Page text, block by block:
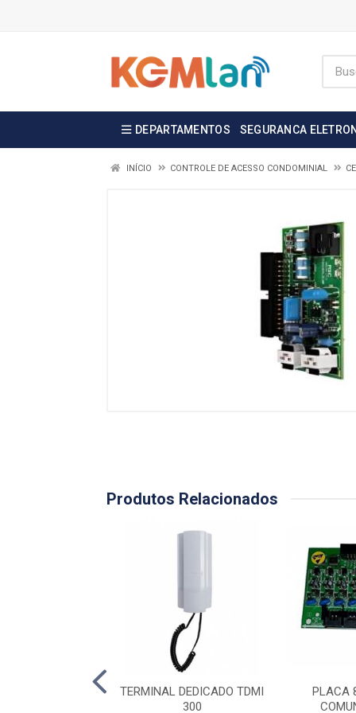
DEPARTAMENTOS SEGURANCA
INÍCIO CONTROLE DE ACESSO CONDOMINIAL
Produtos Relacionados
TERMINAL DEDICADO TDMI
300
PLACA